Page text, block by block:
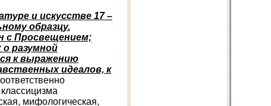
и искусстве 17 –
образцу.
с Просвещением;
разумной
к выражению
идеалов, к
мифологическая,